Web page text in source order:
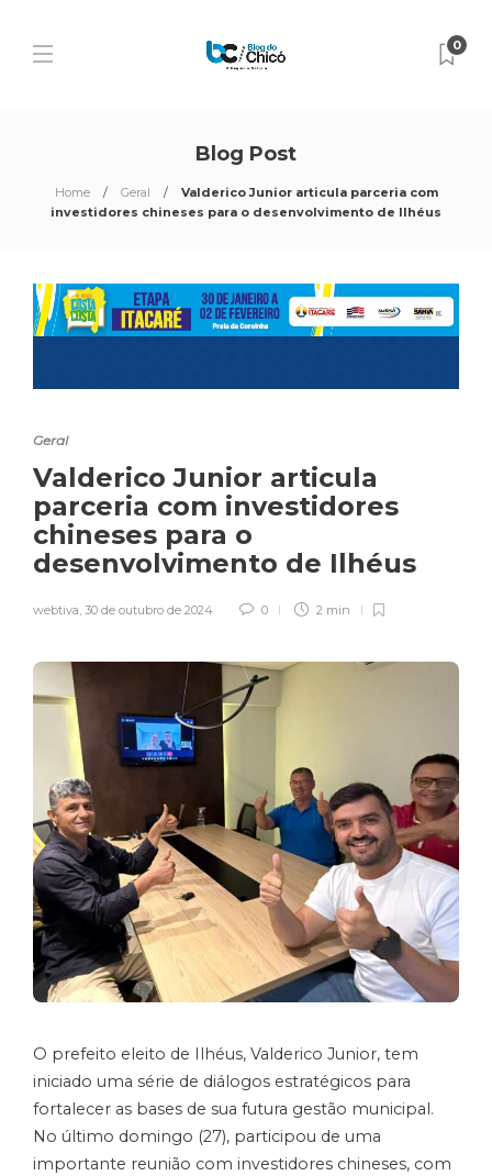
0
Blog Post
Home Geral
Valderico Junior articula parceria com
investidores chineses para o desenvolvimento de Ilhéus
Geral
Valderico Junior articula
parceria com investidores
chineses para o
desenvolvimento de Ilhéus
webtiva, 30 de outubro de 2024 0 2 min
O prefeito eleito de Ilhéus, Valderico Junior, tem
iniciado uma série de diálogos estratégicos para
fortalecer as bases de sua futura gestão municipal.
No último domingo (27), participou de uma
importante reunião com investidores chineses, com